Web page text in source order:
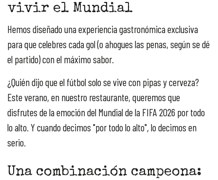
vivir el Mundial
Hemos diseñado una experiencia gastronómica exclusiva
para que celebres cada gol (o ahogues las penas, según se dé
el partido) con el máximo sabor.
¿Quién dijo que el fútbol solo se vive con pipas y cerveza?
Este verano, en nuestro restaurante, queremos que
disfrutes de la emoción del Mundial de la FIFA 2026 por todo
lo alto. Y cuando decimos "por todo lo alto", lo decimos en
serio.
Una combinación campeona: